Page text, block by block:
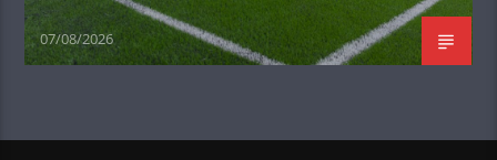
07/08/2026